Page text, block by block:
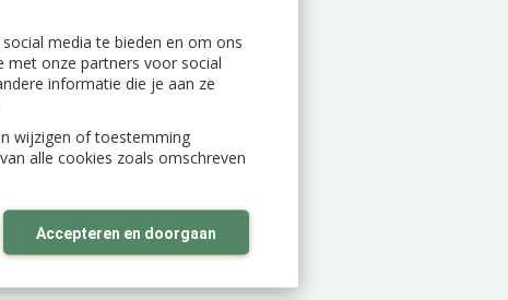
media te bieden en om ons
met onze partners voor social
informatie die je aan ze
wijzigen of toestemming
alle cookies zoals omschreven
Accepteren en doorgaan